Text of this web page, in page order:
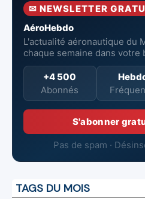
✉ NEWSLETTER
AéroHebdo
L'actualité aéronautique du
chaque semaine dans votre
+4 500
Abonnés
S'abonner
Pas de spam ·
TAGS DU MOIS